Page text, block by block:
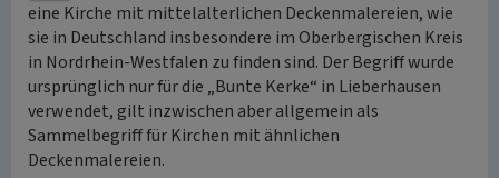
eine Kirche mit mittelalterlichen Deckenmalereien, wie
sie in Deutschland insbesondere im Oberbergischen Kreis
in Nordrhein-Westfalen zu finden sind. Der Begriff wurde
ursprünglich nur für die „Bunte Kerke“ in Lieberhausen
verwendet, gilt inzwischen aber allgemein als
Sammelbegriff für Kirchen mit ähnlichen
Deckenmalereien.